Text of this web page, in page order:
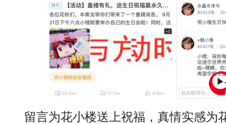
留言为花小楼送上祝福，真情实感为